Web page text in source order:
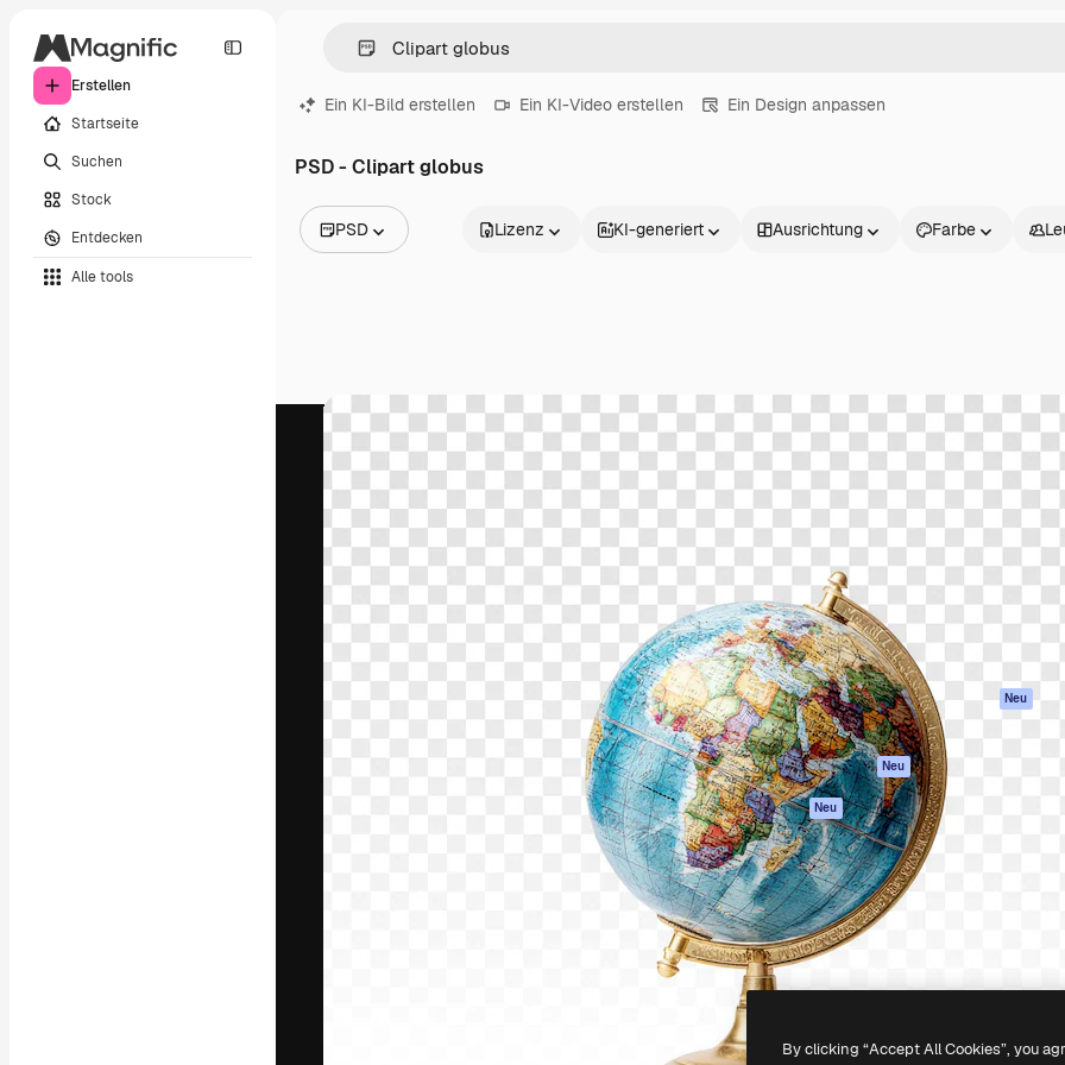
Erstellen
Startseite
Suchen
Stock
Entdecken
Alle tools
Ein KI-Bild erstellen Ein KI-Video erstellen Ein Design anpassen
PSD - Clipart globus
PSD
Videos
Icons
3D-Modelle
Schriftarten
Lizenz KI-generiert Ausrichtung Farbe
Die kreative Plattform, um deine beste
Abonnenten unter Kreativen, Unternehmen,
Agenturen und Studios.
Produkte
KI-Assistent
KI-Bildgenerator
KI-Videogenerator
KI-
Stimmengenerator
Stock-Inhalte
MCP für
Claude/ChatGPT
Neu
Agenten Neu
API
Mobile App
Alle Magnific-Tools
Loslegen
Dokumentation
AGB
Originale Neu
Cookie-Richtlinie
Vertrauenszentrum
Partner
Unternehmen
Freepik Company S.L.U.Alle Rechte vorbehalten
By clicking “Accept All Cookies”, you